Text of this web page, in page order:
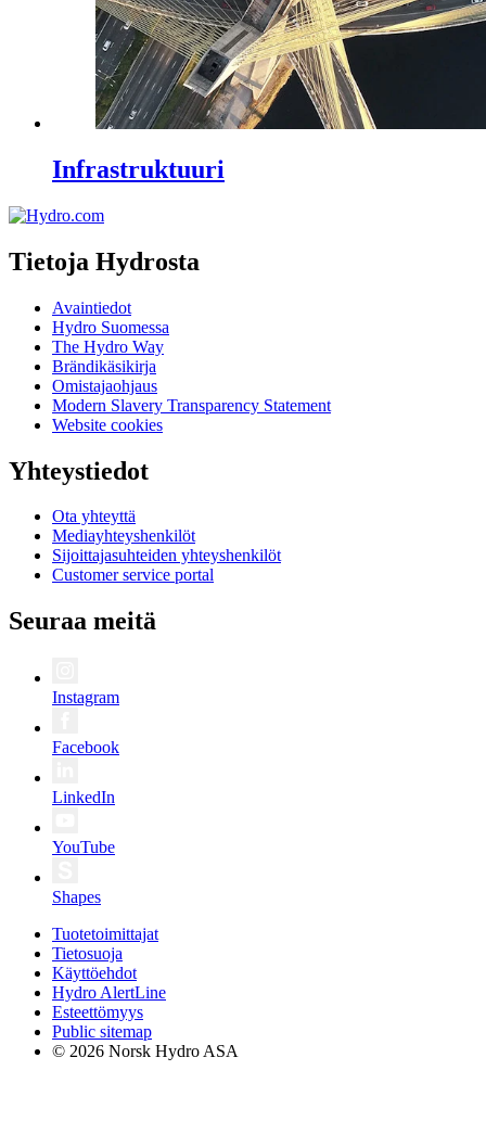
Infrastruktuuri
Tietoja Hydrosta
Avaintiedot
Hydro Suomessa
The Hydro Way
Brändikäsikirja
Omistajaohjaus
Modern Slavery Transparency Statement
Website cookies
Yhteystiedot
Ota yhteyttä
Mediayhteyshenkilöt
Sijoittajasuhteiden yhteyshenkilöt
Customer service portal
Seuraa meitä
Instagram
Facebook
LinkedIn
YouTube
Shapes
Tuotetoimittajat
Tietosuoja
Käyttöehdot
Hydro AlertLine
Esteettömyys
Public sitemap
© 2026 Norsk Hydro ASA